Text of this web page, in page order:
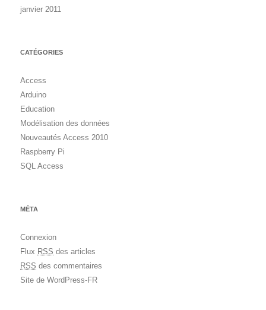
janvier 2011
CATÉGORIES
Access
Arduino
Education
Modélisation des données
Nouveautés Access 2010
Raspberry Pi
SQL Access
MÉTA
Connexion
Flux RSS des articles
RSS des commentaires
Site de WordPress-FR